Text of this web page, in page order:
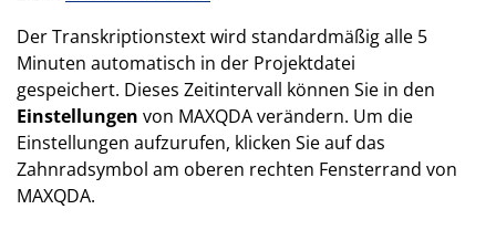
Der Transkriptionstext wird standardmäßig alle 5
Minuten automatisch in der Projektdatei
gespeichert. Dieses Zeitintervall können Sie in den
Einstellungen von MAXQDA verändern. Um die
Einstellungen aufzurufen, klicken Sie auf das
Zahnradsymbol am oberen rechten Fensterrand von
MAXQDA.